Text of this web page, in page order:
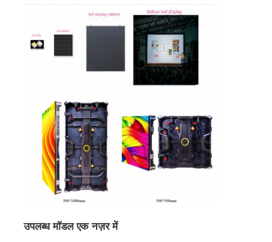
उत्पादों
वीडियो
उपलब्ध मॉडल एक नज़र में